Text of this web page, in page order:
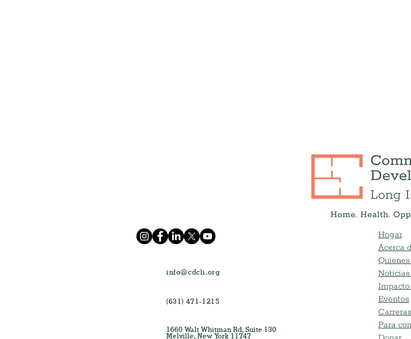
info@cdcli.org
(631) 471-1215
1660 Walt Whitman Rd, Suite 130
Melville, New York 11747
Hogar
Acerca
Eventos
Carreras
Para